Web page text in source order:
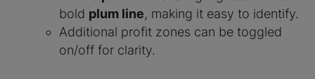
bold plum line, making it easy to identify.
Additional profit zones can be toggled
on/off for clarity.